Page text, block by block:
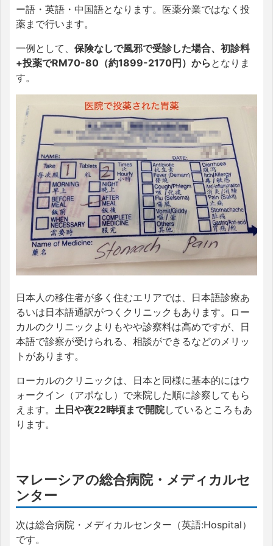
ー語・英語・中国語となります。医薬分業ではなく投
薬まで行います。
一例として、 保険なしで風邪で受診した場合、初診料
+投薬でRM70-80（約1899-2170円）から となりま
す。
日本人の移住者が多く住むエリアでは、日本語診療あ
るいは日本語通訳がつくクリニックもあります。ロー
カルのクリニックよりもやや診察料は高めですが、日
本語で診察が受けられる、相談ができるなどのメリッ
トがあります。
ローカルのクリニックは、日本と同様に基本的にはウ
ォークイン（アポなし）で来院した順に診察してもら
えます。 土日や夜22時頃まで開院しているところもあ
ります。
マレーシアの総合病院・メディカルセ
ンター
次は総合病院・メディカルセンター（英語:Hospital）
です。